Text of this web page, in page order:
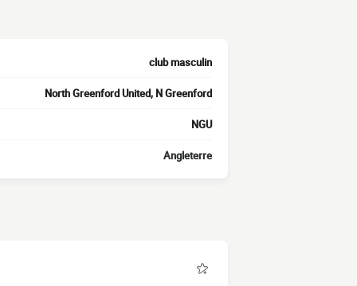
club masculin
North Greenford United, N Greenford
NGU
Angleterre